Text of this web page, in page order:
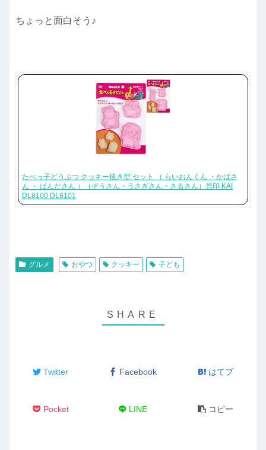
ちょっと面白そう♪
たべっ子どうぶつ クッキー抜き型 セット （ らいおんくん ・かばさ
ん ・ ぱんださん ）（ぞうさん・うさぎさん・さるさん）貝印 KAI
DL8100 DL8101
グルメ おやつ クッキー 子ども
Twitter Facebook はてブ
Pocket LINE コピー